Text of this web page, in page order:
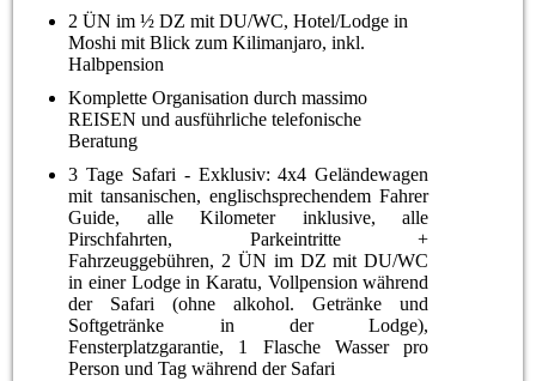
2 ÜN im ½ DZ mit DU/WC, Hotel/Lodge in
Moshi mit Blick zum Kilimanjaro, inkl.
Halbpension
Komplette Organisation durch massimo
REISEN und ausführliche telefonische
Beratung
3 Tage Safari - Exklusiv: 4x4 Geländewagen
mit tansanischen, englischsprechendem Fahrer
Guide, alle Kilometer inklusive, alle
Pirschfahrten, Parkeintritte +
Fahrzeuggebühren, 2 ÜN im DZ mit DU/WC
in einer Lodge in Karatu, Vollpension während
der Safari (ohne alkohol. Getränke und
Softgetränke in der Lodge),
Fensterplatzgarantie, 1 Flasche Wasser pro
Person und Tag während der Safari